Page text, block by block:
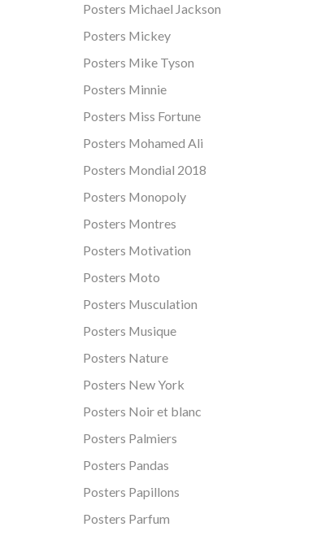
Posters Michael Jackson
Posters Mickey
Posters Mike Tyson
Posters Minnie
Posters Miss Fortune
Posters Mohamed Ali
Posters Mondial 2018
Posters Monopoly
Posters Montres
Posters Motivation
Posters Moto
Posters Musculation
Posters Musique
Posters Nature
Posters New York
Posters Noir et blanc
Posters Palmiers
Posters Pandas
Posters Papillons
Posters Parfum